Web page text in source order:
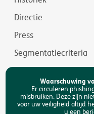
Directie
Press
Segmentatiecriteria
Jobs
Duurzaamheid
Toegankelijkheid
Waarschuwing
Er circuleren
misbruiken. Deze zijn
voor uw veiligheid altijd
u een